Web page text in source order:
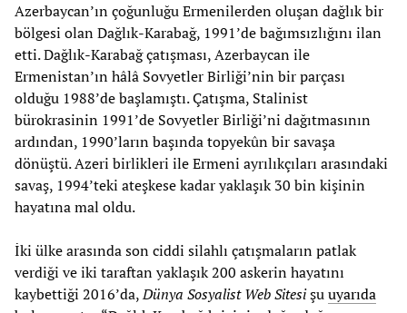
Azerbaycan’ın çoğunluğu Ermenilerden oluşan dağlık bir
bölgesi olan Dağlık-Karabağ, 1991’de bağımsızlığını ilan
etti. Dağlık-Karabağ çatışması, Azerbaycan ile
Ermenistan’ın hâlâ Sovyetler Birliği’nin bir parçası
olduğu 1988’de başlamıştı. Çatışma, Stalinist
bürokrasinin 1991’de Sovyetler Birliği’ni dağıtmasının
ardından, 1990’ların başında topyekûn bir savaşa
dönüştü. Azeri birlikleri ile Ermeni ayrılıkçıları arasındaki
savaş, 1994’teki ateşkese kadar yaklaşık 30 bin kişinin
hayatına mal oldu.
İki ülke arasında son ciddi silahlı çatışmaların patlak
verdiği ve iki taraftan yaklaşık 200 askerin hayatını
kaybettiği 2016’da,Dünya Sosyalist Web Sitesişuuyarıda